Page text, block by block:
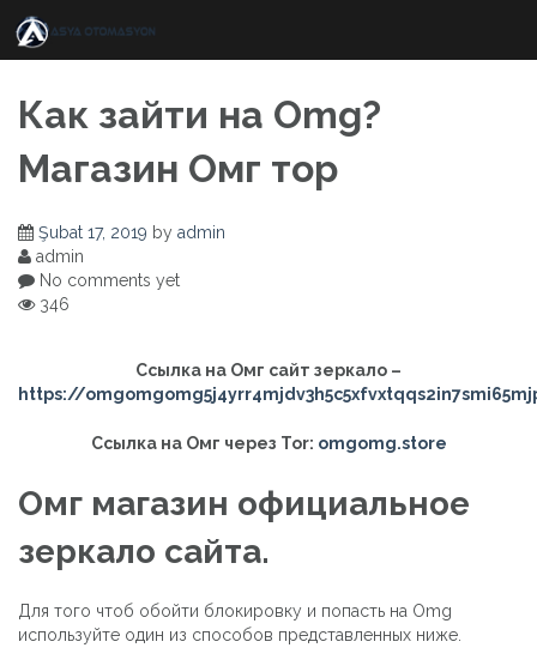
content
Как зайти на Omg?
Магазин Омг тор
Şubat 17, 2019 by admin
admin
No comments yet
346
Ссылка на Омг сайт зеркало –
https://
Ссылка на Омг через Tor: omgomg.store
Омг магазин официальное
зеркало сайта.
Для того чтоб обойти блокировку и попасть на Omg
используйте один из способов представленных ниже.